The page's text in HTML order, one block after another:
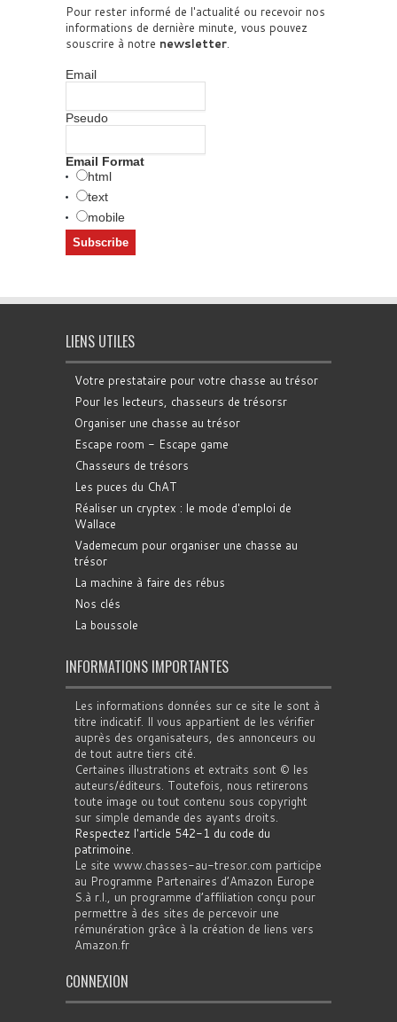
Pour rester informé de l'actualité ou recevoir nos
informations de dernière minute, vous pouvez
souscrire à notre newsletter.
Email
Pseudo
Email Format
html
text
mobile
LIENS UTILES
Votre prestataire pour votre chasse au trésor
Pour les lecteurs, chasseurs de trésorsr
Organiser une chasse au trésor
Escape room - Escape game
Chasseurs de trésors
Les puces du ChAT
Réaliser un cryptex : le mode d'emploi de
Wallace
Vademecum pour organiser une chasse au
trésor
La machine à faire des rébus
Nos clés
La boussole
INFORMATIONS IMPORTANTES
Les informations données sur ce site le sont à
titre indicatif. Il vous appartient de les vérifier
auprès des organisateurs, des annonceurs ou
de tout autre tiers cité.
Certaines illustrations et extraits sont © les
auteurs/éditeurs. Toutefois, nous retirerons
toute image ou tout contenu sous copyright
sur simple demande des ayants droits.
Respectez l'article 542-1 du code du
patrimoine.
Le site www.chasses-au-tresor.com participe
au Programme Partenaires d’Amazon Europe
S.à r.l., un programme d’affiliation conçu pour
permettre à des sites de percevoir une
rémunération grâce à la création de liens vers
Amazon.fr
CONNEXION